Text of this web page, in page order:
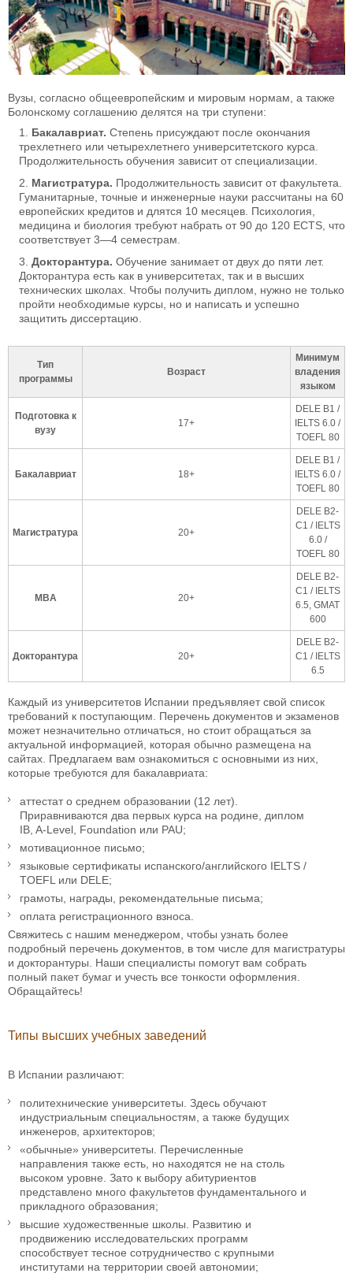
Вузы, согласно общеевропейским и мировым нормам, а также
Болонскому соглашению делятся на три ступени:
Бакалавриат. Степень присуждают после окончания
трехлетнего или четырехлетнего университетского курса.
Продолжительность обучения зависит от специализации.
Магистратура. Продолжительность зависит от факультета.
Гуманитарные, точные и инженерные науки рассчитаны на 60
европейских кредитов и длятся 10 месяцев. Психология,
медицина и биология требуют набрать от 90 до 120 ECTS, что
соответствует 3—4 семестрам.
Докторантура. Обучение занимает от двух до пяти лет.
Докторантура есть как в университетах, так и в высших
технических школах. Чтобы получить диплом, нужно не только
пройти необходимые курсы, но и написать и успешно
защитить диссертацию.
Тип
программы
Возраст
Минимум
владения
языком
Подготовка к
вузу
17+
DELE B1 /
IELTS 6.0 /
TOEFL 80
Бакалавриат 18+
DELE B1 /
IELTS 6.0 /
TOEFL 80
Магистратура 20+
DELE B2-
С1 / IELTS
6.0 /
TOEFL 80
MBA 20+
DELE B2-
С1 / IELTS
6.5, GMAT
600
Докторантура 20+
DELE B2-
С1 / IELTS
6.5
Каждый из университетов Испании предъявляет свой список
требований к поступающим. Перечень документов и экзаменов
может незначительно отличаться, но стоит обращаться за
актуальной информацией, которая обычно размещена на
сайтах. Предлагаем вам ознакомиться с основными из них,
которые требуются для бакалавриата:
аттестат о среднем образовании (12 лет).
Приравниваются два первых курса на родине, диплом
IB, A-Level, Foundation или PAU;
мотивационное письмо;
языковые сертификаты испанского/английского IELTS /
TOEFL или DELE;
грамоты, награды, рекомендательные письма;
оплата регистрационного взноса.
Свяжитесь с нашим менеджером, чтобы узнать более
подробный перечень документов, в том числе для магистратуры
и докторантуры. Наши специалисты помогут вам собрать
полный пакет бумаг и учесть все тонкости оформления.
Обращайтесь!
Типы высших учебных заведений
В Испании различают:
политехнические университеты. Здесь обучают
индустриальным специальностям, а также будущих
инженеров, архитекторов;
«обычные» университеты. Перечисленные
направления также есть, но находятся не на столь
высоком уровне. Зато к выбору абитуриентов
представлено много факультетов фундаментального и
прикладного образования;
высшие художественные школы. Развитию и
продвижению исследовательских программ
способствует тесное сотрудничество с крупными
институтами на территории своей автономии;